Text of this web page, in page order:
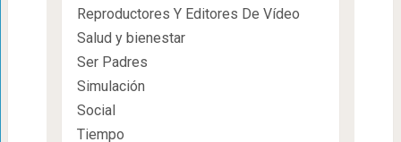
Reproductores Y Editores De Vídeo
Salud y bienestar
Ser Padres
Simulación
Social
Tiempo